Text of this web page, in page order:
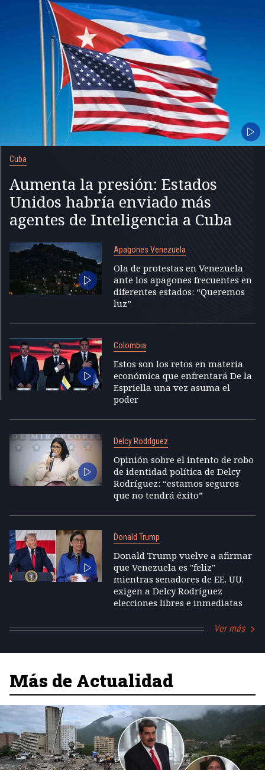
Cuba
Aumenta la presión: Estados
Unidos habría enviado más
agentes de Inteligencia a Cuba
Apagones Venezuela
Ola de protestas en Venezuela
ante los apagones frecuentes en
diferentes estados: “Queremos
luz”
Colombia
Estos son los retos en materia
económica que enfrentará De la
Espriella una vez asuma el
poder
Delcy Rodríguez
Opinión sobre el intento de robo
de identidad política de Delcy
Rodríguez: “estamos seguros
que no tendrá éxito”
Donald Trump
Donald Trump vuelve a afirmar
que Venezuela es "feliz"
mientras senadores de EE. UU.
exigen a Delcy Rodríguez
elecciones libres e inmediatas
Ver más
Más de Actualidad